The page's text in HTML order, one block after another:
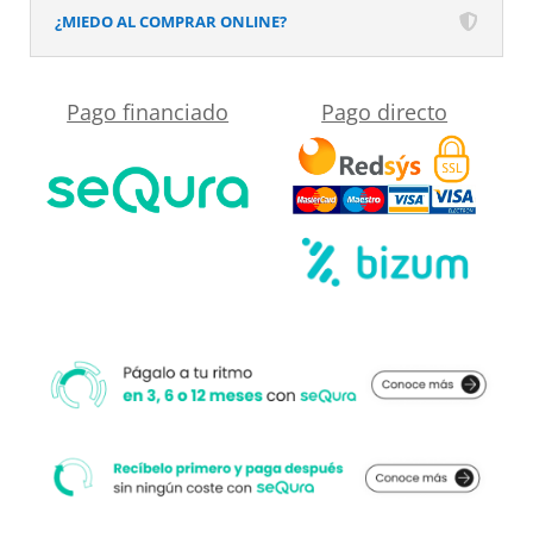
Rosa
Palo
¿MIEDO AL COMPRAR ONLINE?
Pago financiado Pago directo